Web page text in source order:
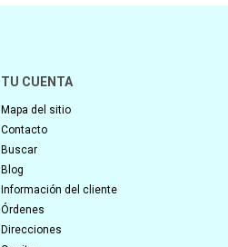
TU CUENTA
Mapa del sitio
Contacto
Buscar
Blog
Información del cliente
Órdenes
Direcciones